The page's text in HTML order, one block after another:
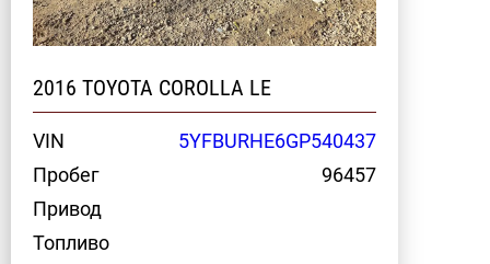
2016 TOYOTA COROLLA LE
VIN
5YFBURHE6GP540437
Пробег
96457
Привод
Топливо